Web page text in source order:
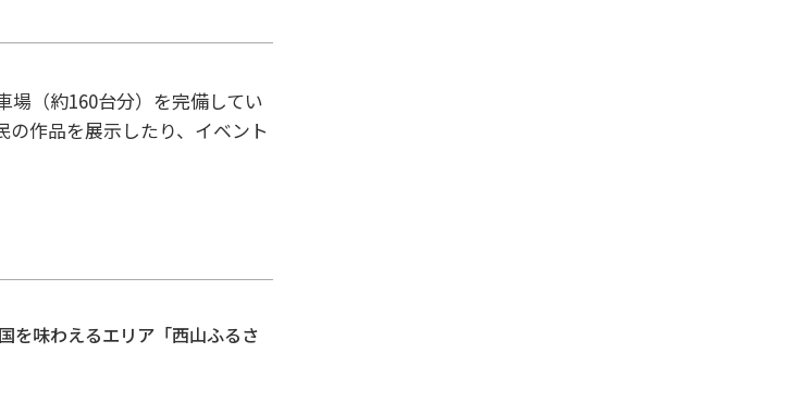
場（約160台分）を完備してい
作品を展示したり、イベント
を味わえるエリア「西山ふるさ